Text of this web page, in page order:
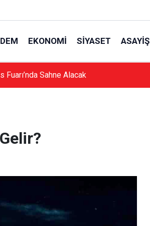
EKONOMI SIYASET ASAYIŞ
Sahne Alacak